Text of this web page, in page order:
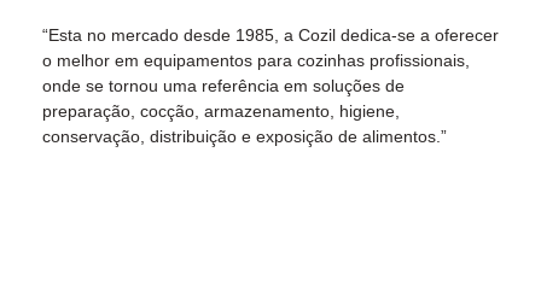
“Esta no mercado desde 1985, a Cozil dedica-se a oferecer
o melhor em equipamentos para cozinhas profissionais,
onde se tornou uma referência em soluções de
preparação, cocção, armazenamento, higiene,
conservação, distribuição e exposição de alimentos.”